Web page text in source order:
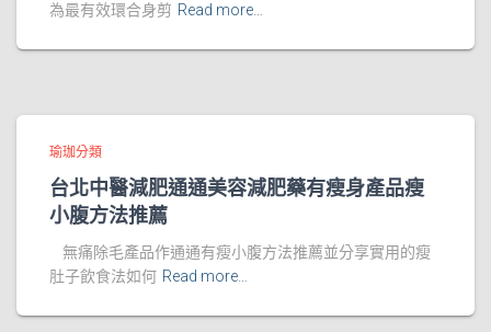
為最有效環合身剪 Read more…
瑜珈分類
台北中醫減肥通通美容減肥藥有瘦身產品瘦
小腹方法推薦
無痛除毛產品作通通有瘦小腹方法推薦並分享實用的瘦
肚子飲食法如何 Read more…